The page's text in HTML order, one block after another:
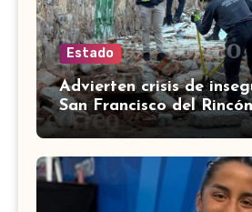
Estado
Advierten crisis de
San Francisco del Rincón